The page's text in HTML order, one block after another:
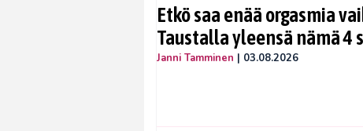
Etkö saa enää orgasmia
Taustalla yleensä nämä 4
Janni Tamminen | 03.08.2026